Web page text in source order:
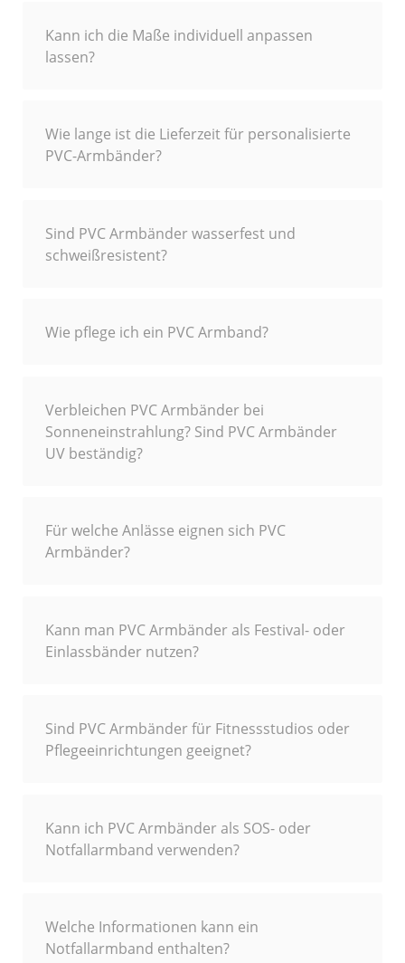
Kann ich die Maße individuell anpassen
lassen?
Wie lange ist die Lieferzeit für personalisierte
PVC-Armbänder?
Sind PVC Armbänder wasserfest und
schweißresistent?
Wie pflege ich ein PVC Armband?
Verbleichen PVC Armbänder bei
Sonneneinstrahlung? Sind PVC Armbänder
UV beständig?
Für welche Anlässe eignen sich PVC
Armbänder?
Kann man PVC Armbänder als Festival- oder
Einlassbänder nutzen?
Sind PVC Armbänder für Fitnessstudios oder
Pflegeeinrichtungen geeignet?
Kann ich PVC Armbänder als SOS- oder
Notfallarmband verwenden?
Welche Informationen kann ein
Notfallarmband enthalten?